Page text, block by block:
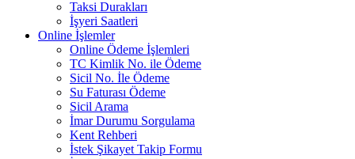
Taksi Durakları
İşyeri Saatleri
Online İşlemler
Online Ödeme İşlemleri
TC Kimlik No. ile Ödeme
Sicil No. İle Ödeme
Su Faturası Ödeme
Sicil Arama
İmar Durumu Sorgulama
Kent Rehberi
İstek Şikayet Takip Formu